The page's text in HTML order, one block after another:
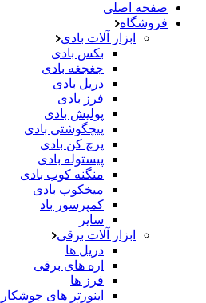
صفحه اصلی
فروشگاه
ابزار آلات بادی
بکس بادی
جغجغه بادی
دریل بادی
فرز بادی
پولیش بادی
پیچگوشتی بادی
پرچ کن بادی
پیستوله بادی
منگنه کوب بادی
میخکوب بادی
کمپرسور باد
سایر
ابزار آلات برقی
دریل ها
اره های برقی
فرز ها
اینورتر های